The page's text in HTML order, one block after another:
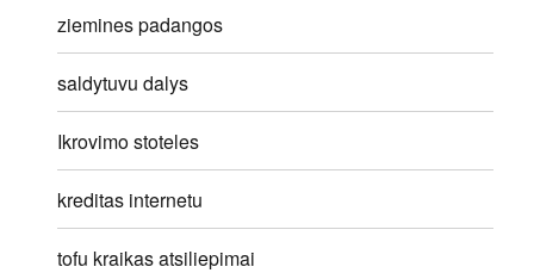
ziemines padangos
saldytuvu dalys
Ikrovimo stoteles
kreditas internetu
tofu kraikas atsiliepimai